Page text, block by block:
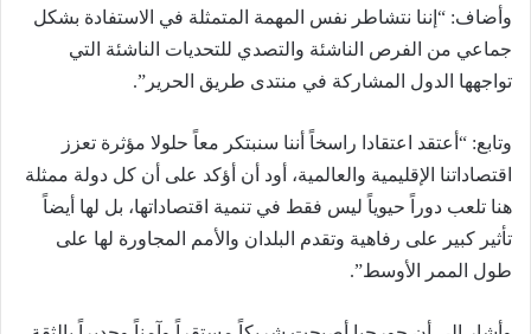
وأضاف: “إننا نتشاطر نفس المهمة المتمثلة في الاستفادة بشكل
جماعي من الفرص الناشئة والتصدي للتحديات الناشئة التي
تواجهها الدول المشاركة في منتدى طريق الحرير”.
وتابع: “أعتقد اعتقادا راسخاً أننا سنبتكر معاً حلولا مؤثرة تعزز
اقتصاداتنا الإقليمية والعالمية، أود أن أؤكد على أن كل دولة ممثلة
هنا تلعب دوراً حيوياً ليس فقط في تنمية اقتصاداتها، بل لها أيضاً
تأثير كبير على رفاهية وتقدم البلدان والأمم المجاورة لها على
طول الممر الأوسط”.